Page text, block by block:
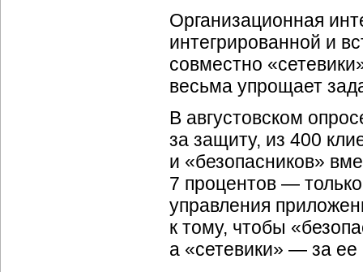
Организационная
интегрированной и
совместно
весьма упрощает
В августовском
за защиту, из 400
и «безопасников»
7 процентов —
управления
к тому, чтобы
а «сетевики» — за